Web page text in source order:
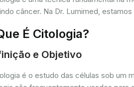
câncer. Na Dr. Lumimed,
É Citologia?
e Objetivo
é o estudo das células sob um